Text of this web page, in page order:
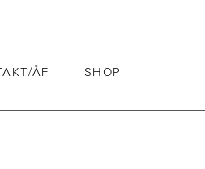
ÅF SHOP